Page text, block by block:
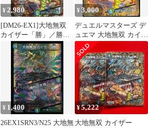
¥ 2,980
[DM26-EX1]大地無双
カイザー「勝」／勝利
の大地【SR】秘N3超/
秘N5 IT6ZY9FGGHGG
¥3,000
デュエルマスターズ デ
ュエマ 大地無双 カイザ
ー「勝」/勝利の大地
SR DM26-EX1-秘N3超
秘N5 トレカ TCG 208
¥ 1,400
26EX1SRN3/N25 大地無
¥5,222
大地無双 カイザー